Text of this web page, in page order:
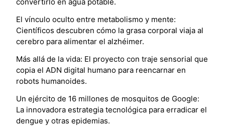
convertirlo en agua potable.
El vínculo oculto entre metabolismo y mente:
Científicos descubren cómo la grasa corporal viaja al
cerebro para alimentar el alzhéimer.
Más allá de la vida: El proyecto con traje sensorial que
copia el ADN digital humano para reencarnar en
robots humanoides.
Un ejército de 16 millones de mosquitos de Google:
La innovadora estrategia tecnológica para erradicar el
dengue y otras epidemias.